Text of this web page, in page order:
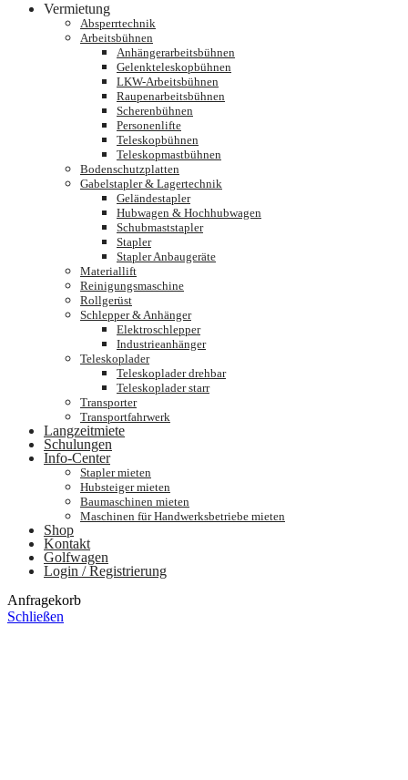
Vermietung
Absperrtechnik
Arbeitsbühnen
Anhängerarbeitsbühnen
Gelenkteleskopbühnen
LKW-Arbeitsbühnen
Raupenarbeitsbühnen
Scherenbühnen
Personenlifte
Teleskopbühnen
Teleskopmastbühnen
Bodenschutzplatten
Gabelstapler & Lagertechnik
Geländestapler
Hubwagen & Hochhubwagen
Schubmaststapler
Stapler
Stapler Anbaugeräte
Materiallift
Reinigungsmaschine
Rollgerüst
Schlepper & Anhänger
Elektroschlepper
Industrieanhänger
Teleskoplader
Teleskoplader drehbar
Teleskoplader starr
Transporter
Transportfahrwerk
Langzeitmiete
Schulungen
Info-Center
Stapler mieten
Hubsteiger mieten
Baumaschinen mieten
Maschinen für Handwerksbetriebe mieten
Shop
Kontakt
Golfwagen
Login / Registrierung
Anfragekorb
Schließen